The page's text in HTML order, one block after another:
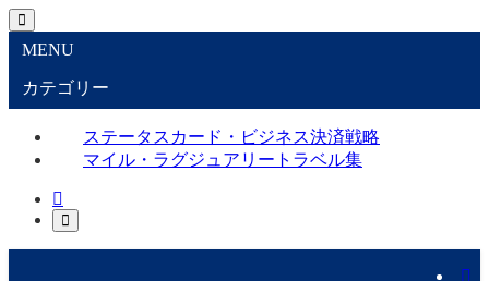
MENU
カテゴリー
ステータスカード・ビジネス決済戦略
マイル・ラグジュアリートラベル集